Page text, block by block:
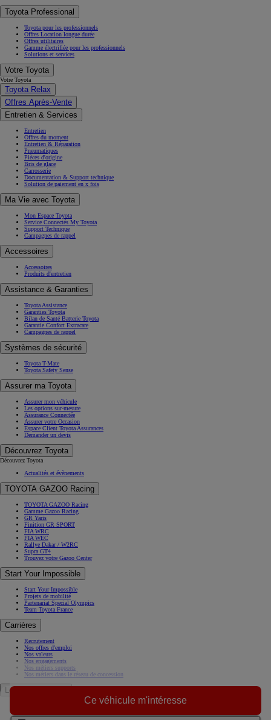
Ce véhicule m'intéresse
Toyota Professional
Toyota pour les professionnels
Offres Location longue durée
Offres utilitaires
Gamme électrifiée pour les professionnels
Solutions et services
Votre Toyota
Votre Toyota
Toyota Relax
Offres Après-Vente
Entretien & Services
Entretien
Offres du moment
Entretien & Réparation
Pneumatiques
Pièces d'origine
Bris de glace
Carrosserie
Documentation & Support technique
Solution de paiement en x fois
Ma Vie avec Toyota
Mon Espace Toyota
Service Connectés My Toyota
Support Technique
Campagnes de rappel
Accessoires
Accessoires
Produits d'entretien
Assistance & Garanties
Toyota Assistance
Garanties Toyota
Bilan de Santé Batterie Toyota
Garantie Confort Extracare
Campagnes de rappel
Systèmes de sécurité
Toyota T-Mate
Toyota Safety Sense
Assurer ma Toyota
Assurer mon véhicule
Les options sur-mesure
Assurance Connectée
Assurer votre Occasion
Espace Client Toyota Assurances
Demander un devis
Découvrez Toyota
Découvrez Toyota
Actualités et évènements
TOYOTA GAZOO Racing
TOYOTA GAZOO Racing
Gamme Gazoo Racing
GR Yaris
Finition GR SPORT
FIA WRC
FIA WEC
Rallye Dakar / W2RC
Supra GT4
Trouvez votre Gazoo Center
Start Your Impossible
Start Your Impossible
Projets de mobilité
Partenariat Special Olympics
Team Toyota France
Carrières
Recrutement
Nos offres d'emploi
Nos valeurs
Nos engagements
Nos métiers supports
Nos métiers dans le réseau de concession
Le Groupe Toyota